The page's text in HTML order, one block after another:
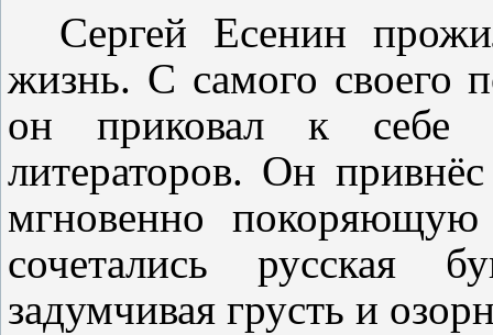
Сергей Есенин
жизнь. С самого своего
он приковал к себе
литераторов. Он
мгновенно покоряющую
сочетались русская
задумчивая грусть и